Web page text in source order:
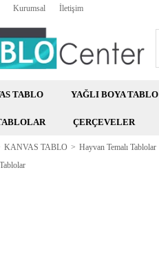
Kurumsal İletişim
TABLO YAĞLI BOYA TABLO
ÇERÇEVELER
KANVAS TABLO Hayvan Temalı Tablolar